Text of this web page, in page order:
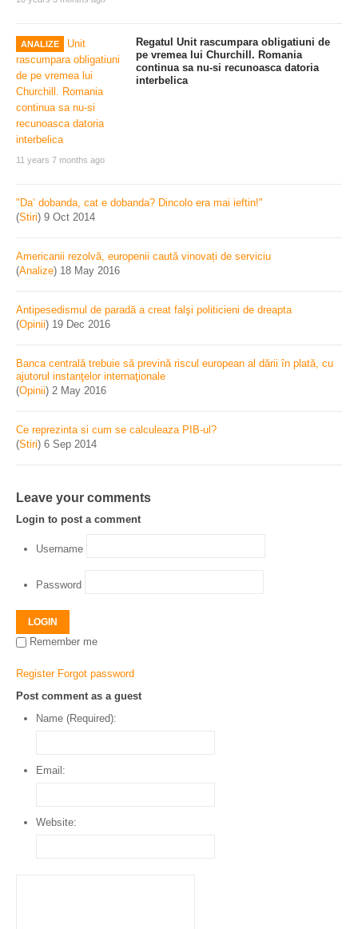
ANALIZE
11 years 7 months ago
Regatul Unit rascumpara obligatiuni de
pe vremea lui Churchill. Romania
continua sa nu-si recunoasca datoria
interbelica
"Da’ dobanda, cat e dobanda? Dincolo era mai ieftin!"
(Stiri) 9 Oct 2014
Americanii rezolvă, europenii caută vinovați de serviciu
(Analize) 18 May 2016
Antipesedismul de paradă a creat falşi politicieni de dreapta
(Opinii) 19 Dec 2016
Banca centrală trebuie să prevină riscul european al dării în plată, cu
ajutorul instanţelor internaţionale
(Opinii) 2 May 2016
Ce reprezinta si cum se calculeaza PIB-ul?
(Stiri) 6 Sep 2014
Leave your comments
Login to post a comment
Username
Password
LOGIN
Remember me
Register Forgot password
Post comment as a guest
Name (Required):
Email:
Website: